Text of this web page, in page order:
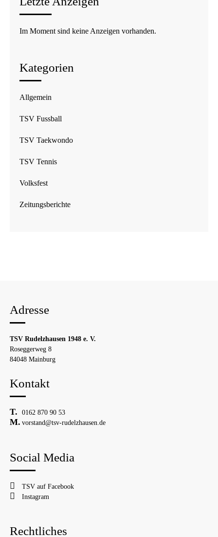
Im Moment sind keine Anzeigen vorhanden.
Kategorien
Allgemein
TSV Fussball
TSV Taekwondo
TSV Tennis
Volksfest
Zeitungsberichte
Adresse
TSV Rudelzhausen 1948 e. V.
Roseggerweg 8
84048 Mainburg
Kontakt
0162 870 90 53
vorstand@tsv-rudelzhausen.de
Social Media
TSV auf Facebook
Instagram
Rechtliches